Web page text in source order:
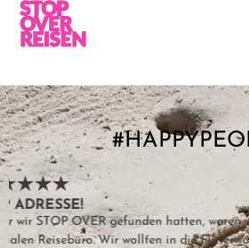
SENSATIONELL
Von der ersten Idee bis zum Boarding
individuelle Betreuung auf höchst